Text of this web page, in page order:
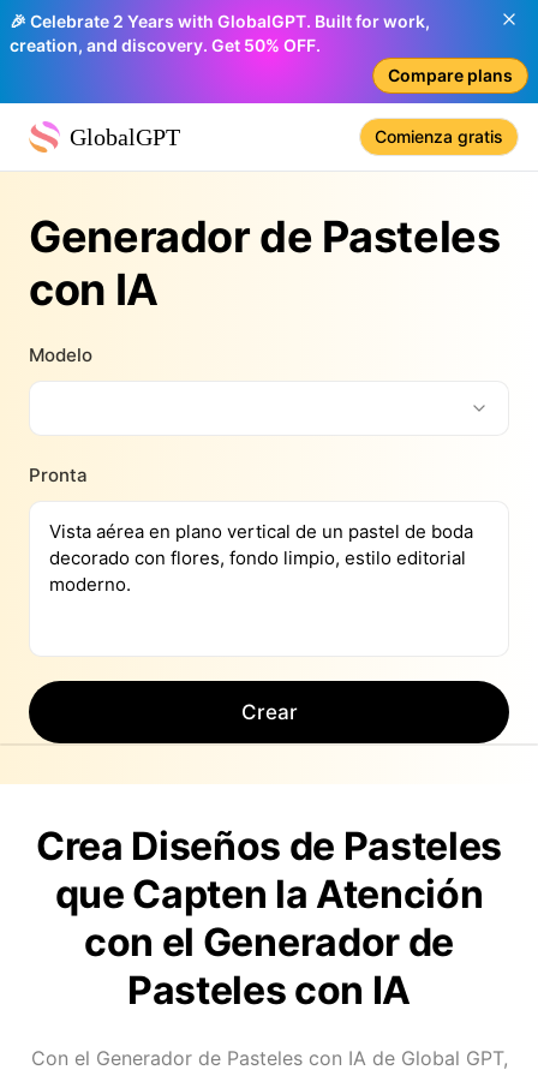
🎉 Celebrate 2 Years with GlobalGPT. Built for work,
creation, and discovery. Get 50% OFF.
Compare plans
GlobalGPT Comienza gratis
Generador de Pasteles
con IA
Modelo
Pronta
Crear
Crea Diseños de Pasteles
que Capten la Atención
con el Generador de
Pasteles con IA
Con el Generador de Pasteles con IA de Global GPT,